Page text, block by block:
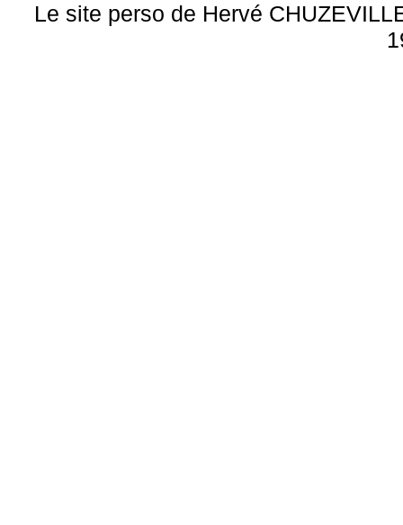
Le site perso de Hervé